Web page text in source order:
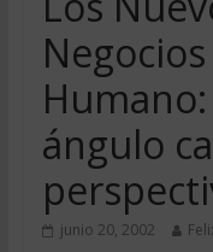
ángulo
junio 20, 2002